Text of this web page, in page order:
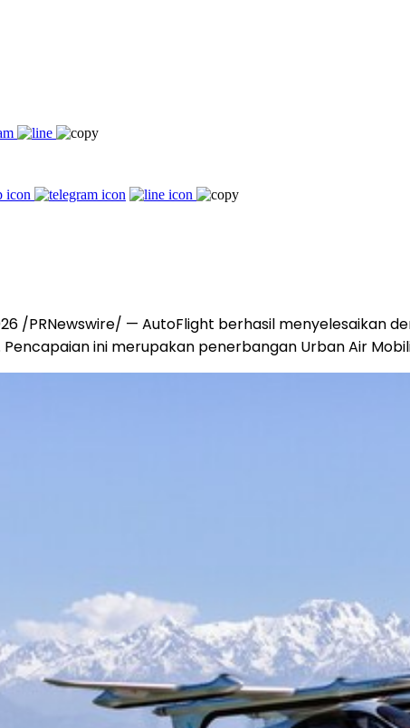
/PRNewswire/ — AutoFlight berhasil menyelesaikan
ini merupakan penerbangan Urban Air